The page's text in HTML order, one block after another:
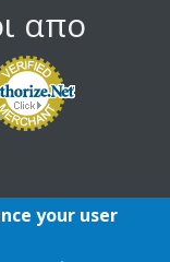
απο
your user